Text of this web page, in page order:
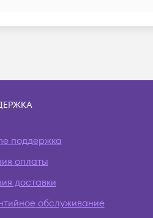
поддержка
оплаты
доставки
обслуживание